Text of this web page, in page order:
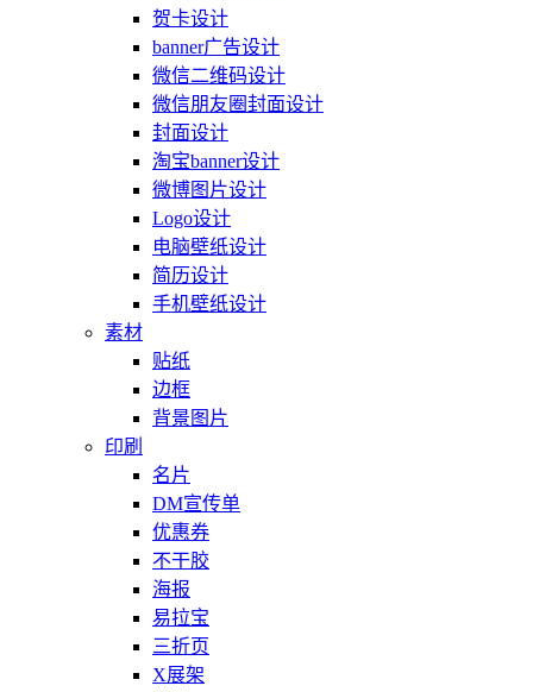
贺卡设计
banner广告设计
微信二维码设计
微信朋友圈封面设计
封面设计
淘宝banner设计
微博图片设计
Logo设计
电脑壁纸设计
简历设计
手机壁纸设计
素材
贴纸
边框
背景图片
印刷
名片
DM宣传单
优惠券
不干胶
海报
易拉宝
三折页
X展架